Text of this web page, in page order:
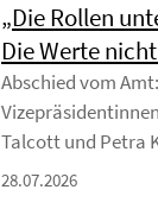
„Die Rollen
Die Werte
Abschied vom
Talcott und Petra
28.07.2026